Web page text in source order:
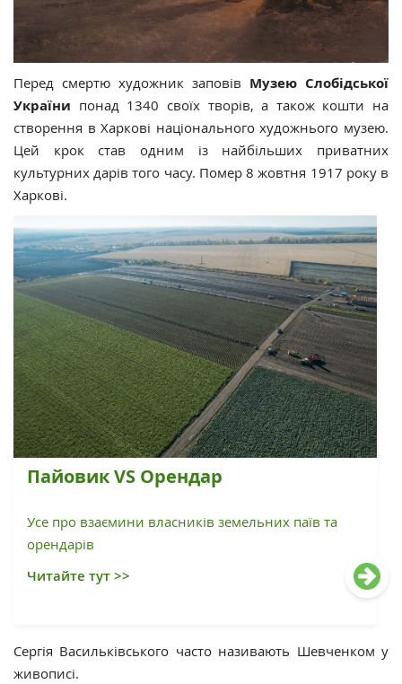
Перед смертю художник заповів Музею Слобідської
України понад 1340 своїх творів, а також кошти на
створення в Харкові національного художнього музею.
Цей крок став одним із найбільших приватних
культурних дарів того часу. Помер 8 жовтня 1917 року в
Харкові.
Пайовик VS Орендар
Усе про взаємини власників земельних паїв та
орендарів
Читайте тут >>
Сергія Васильківського часто називають Шевченком у
живописі.